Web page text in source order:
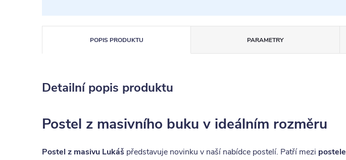
POPIS PRODUKTU PARAMETRY
Detailní popis produktu
Postel z masivního buku v ideálním rozměru
Postel z masivu Lukáš představuje novinku v naší nabídce postelí. Patří mezi postele